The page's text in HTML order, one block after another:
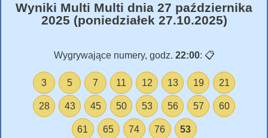
Wyniki Multi Multi dnia 27 października
2025 (poniedziałek 27.10.2025)
Wygrywające numery, godz. 22:00: 📋
3 5 7 11 12 13 19 21
28 43 45 50 53 56 57 60
61 65 74 76 53